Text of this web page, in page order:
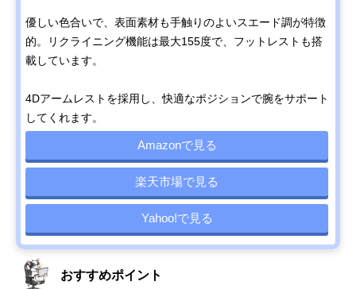
優しい色合いで、表面素材も手触りのよいスエード調が特徴
的。リクライニング機能は最大155度で、フットレストも搭
載しています。
4Dアームレストを採用し、快適なポジションで腕をサポート
してくれます。
Amazonで見る
楽天市場で見る
Yahoo!で見る
おすすめポイント